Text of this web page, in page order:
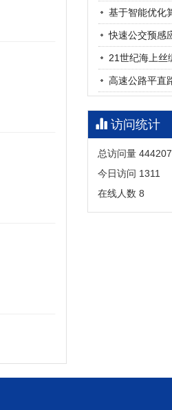
访问统计
总访问量 444207
今日访问 1311
在线人数 8